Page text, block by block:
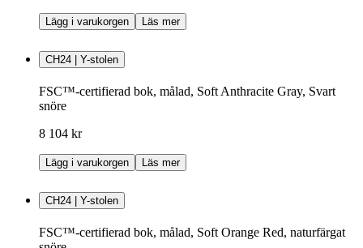
Lägg i varukorgen Läs mer
CH24 | Y-stolen
FSC™-certifierad bok, målad, Soft Anthracite Gray, Svart
snöre
8 104 kr
Lägg i varukorgen Läs mer
CH24 | Y-stolen
FSC™-certifierad bok, målad, Soft Orange Red, naturfärgat